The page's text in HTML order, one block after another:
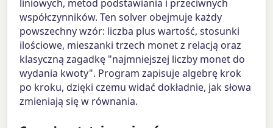
liniowych, metod podstawiania i przeciwnych
współczynników. Ten solver obejmuje każdy
powszechny wzór: liczba plus wartość, stosunki
ilościowe, mieszanki trzech monet z relacją oraz
klasyczną zagadkę "najmniejszej liczby monet do
wydania kwoty". Program zapisuje algebrę krok
po kroku, dzięki czemu widać dokładnie, jak słowa
zmieniają się w równania.